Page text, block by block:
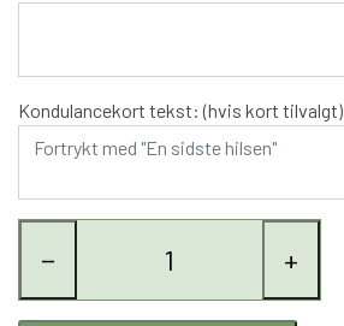
Kondulancekort tekst: (hvis kort tilvalgt)
− +